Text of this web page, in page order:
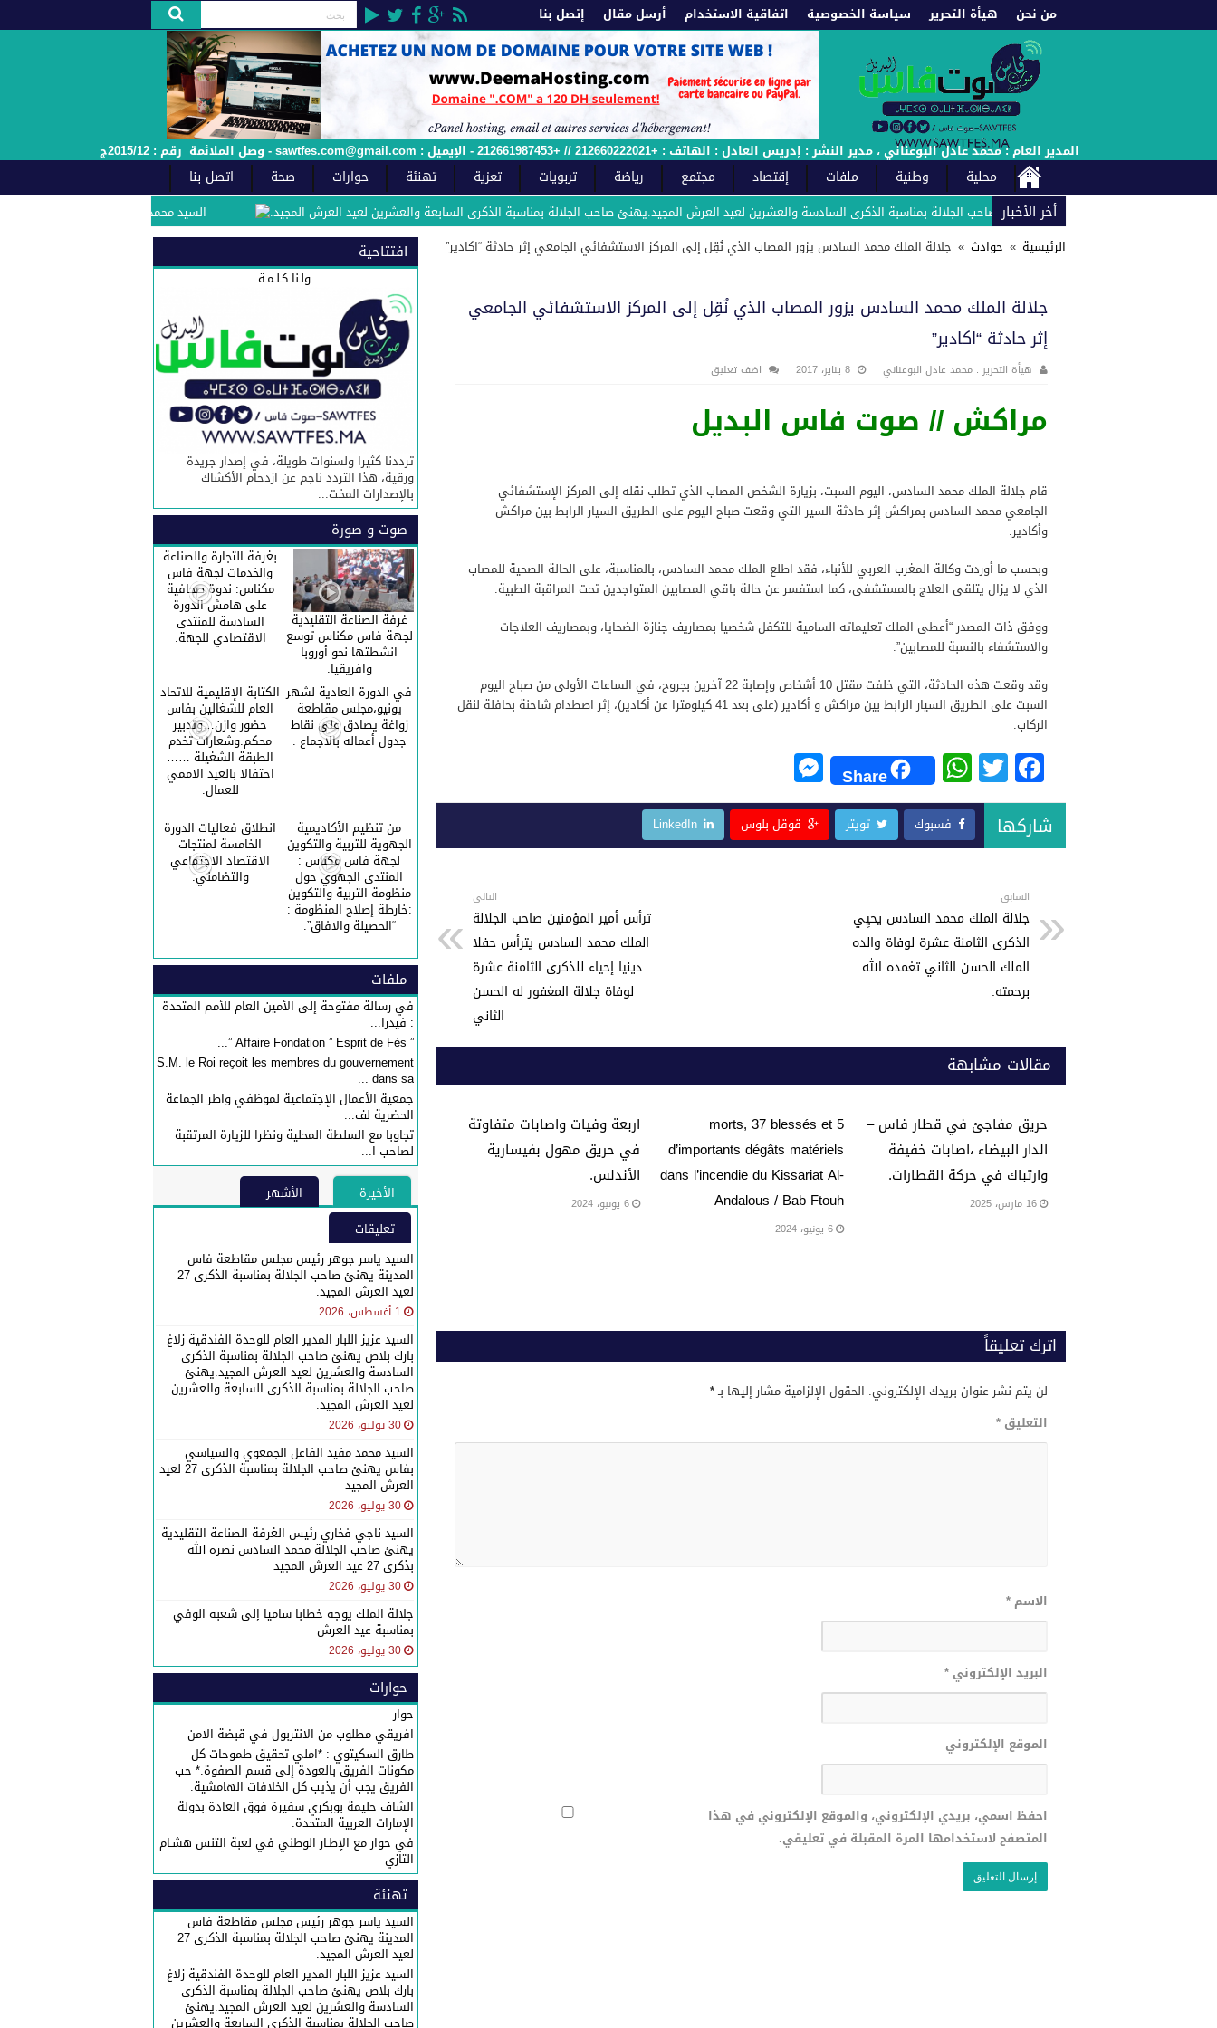
من نحن هيأة التحرير سياسة الخصوصية اتفاقية الاستخدام أرسل مقال إتصل بنا
المدير العام : محمد عادل البوعناني ، مدير النشر : إدريس العادل : الهاتف : +212660222021 // +212661987453 - الإيميل : sawtfes.com@gmail.com - وصل الملائمة رقم : 2015/12ج
محلية وطنية ملفات إقتصاد مجتمع رياضة تربويات تعزية تهنئة حوارات صحة اتصل بنا
أخر الأخبار
الفندقية زلاغ بارك بلاص يهنئ صاحب الجلالة بمناسبة الذكرى السادسة والعشرين لعيد العرش المجيد.يهنئ صاحب الجلالة بمناسبة الذكرى السابعة والعشرين لعيد العرش المجيد. السيد محمد مفيد الفاعل الجمعوي والسياسي بفاس يهنئ
افتتاحية
ولـنا كـلـمـة
ترددنا كثيرا ولسنوات طويلة، في إصدار جريدة
ورقية، هذا التردد ناجم عن ازدحام الأكشاك
بالإصدارات المخت...
صوت و صورة
غرفة الصناعة التقليدية
لجهة فاس مكناس توسع
انشطتها نحو أوروبا
وافريقيا.
بغرفة التجارة والصناعة
والخدمات لجهة فاس
مكناس: ندوة صحافية
على هامش الدورة
السادسة للمنتدى
الاقتصادي للجهة.
في الدورة العادية لشهر
يونيو،مجلس مقاطعة
زواغة يصادق على نقاط
جدول أعماله بالاجماع .
الكتابة الإقليمية للاتحاد
العام للشغالين بفاس
حضور وازن…وتدبير
محكم.وشعارات تخدم
الطبقة الشغيلة ……
احتفالا بالعيد الاممي
للعمال.
من تنظيم الأكاديمية
الجهوية للتربية والتكوين
لجهة فاس مكناس :
المنتدى الجهوي حول
منظومة التربية والتكوين
:خارطة إصلاح المنظومة :
“الحصيلة والافاق”.
انطلاق فعاليات الدورة
الخامسة لمنتجات
الاقتصاد الاجتماعي
والتضامني.
ملفات
في رسالة مفتوحة إلى الأمين العام للأمم المتحدة
: فيدرا...
” Affaire Fondation ” Esprit de Fès ”...
S.M. le Roi reçoit les membres du gouvernement
dans sa ...
جمعية الأعمال الإجتماعية لموظفي واطر الجماعة
الحضرية لف...
تجاوبا مع السلطة المحلية ونظرا للزيارة المرتقبة
لصاحب ا...
الأخيرة
الأشهر
تعليقات
السيد ياسر جوهر رئيس مجلس مقاطعة فاس
المدينة يهنئ صاحب الجلالة بمناسبة الذكرى 27
لعيد العرش المجيد.
1 أغسطس، 2026
السيد عزيز اللبار المدير العام للوحدة الفندقية زلاغ
بارك بلاص يهنئ صاحب الجلالة بمناسبة الذكرى
السادسة والعشرين لعيد العرش المجيد.يهنئ
صاحب الجلالة بمناسبة الذكرى السابعة والعشرين
لعيد العرش المجيد.
30 يوليو، 2026
السيد محمد مفيد الفاعل الجمعوي والسياسي
بفاس يهنئ صاحب الجلالة بمناسبة الذكرى 27 لعيد
العرش المجيد
30 يوليو، 2026
السيد ناجي فخاري رئيس الغرفة الصناعة التقليدية
يهنئ صاحب الجلالة محمد السادس نصره الله
بذكرى 27 عيد العرش المجيد
30 يوليو، 2026
جلالة الملك يوجه خطابا ساميا إلى شعبه الوفي
بمناسبة عيد العرش
30 يوليو، 2026
حوارات
حوار
افريقي مطلوب من الانتربول في قبضة الامن
طارق السكيتوي : *املي تحقيق طموحات كل
مكونات الفريق بالعودة إلى قسم الصفوة.* حب
الفريق يجب أن يذيب كل الخلافات الهامشية.
الشاف حليمة بوبكري سفيرة فوق العادة بدولة
الإمارات العربية المتحدة.
في حوار مع الإطـار الوطني في لعبة التنس هشـام
التازي
تهنئة
السيد ياسر جوهر رئيس مجلس مقاطعة فاس
المدينة يهنئ صاحب الجلالة بمناسبة الذكرى 27
لعيد العرش المجيد.
السيد عزيز اللبار المدير العام للوحدة الفندقية زلاغ
بارك بلاص يهنئ صاحب الجلالة بمناسبة الذكرى
السادسة والعشرين لعيد العرش المجيد.يهنئ
صاحب الجلالة بمناسبة الذكرى السابعة والعشرين
الرئيسية » حوادث » جلالة الملك محمد السادس يزور المصاب الذي نُقِل إلى المركز الاستشفائي الجامعي إثر حادثة “اكادير”
جلالة الملك محمد السادس يزور المصاب الذي نُقِل إلى المركز الاستشفائي الجامعي
إثر حادثة “اكادير”
هيأة التحرير : محمد عادل البوعناني 8 يناير، 2017 اضف تعليق
مراكش // صوت فاس البديل
قام جلالة الملك محمد السادس، اليوم السبت، بزيارة الشخص المصاب الذي تطلب نقله إلى المركز الإستشفائي
الجامعي محمد السادس بمراكش إثر حادثة السير التي وقعت صباح اليوم على الطريق السيار الرابط بين مراكش
وأكادير.
وبحسب ما أوردت وكالة المغرب العربي للأنباء، فقد اطلع الملك محمد السادس، بالمناسبة، على الحالة الصحية للمصاب
الذي لا يزال يتلقى العلاج بالمستشفى، كما استفسر عن حالة باقي المصابين المتواجدين تحت المراقبة الطبية.
ووفق ذات المصدر “أعطى الملك تعليماته السامية للتكفل شخصيا بمصاريف جنازة الضحايا، وبمصاريف العلاجات
والاستشفاء بالنسبة للمصابين”.
وقد وقعت هذه الحادثة، التي خلفت مقتل 10 أشخاص وإصابة 22 آخرين بجروح، في الساعات الأولى من صباح الیوم
السبت على الطریق السیار الرابط بين مراكش و أكادير (على بعد 41 كیلومترا عن أكادیر)، إثر اصطدام شاحنة بحافلة لنقل
الركاب.
F
a
c
e
b
o
o
k
T
wi
tt
er
W
h
at
s
p
p
Share
e
ss
e
شاركها فسبوك تويتر قوقل بلوس LinkedIn
السابق
جلالة الملك محمد السادس يحيِي
الذكرى الثامنة عشرة لوفاة والده
الملك الحسن الثاني تغمده الله
برحمته.
التالي
ترأس أمير المؤمنين صاحب الجلالة
الملك محمد السادس يترأس حفلا
دينيا إحياء للذكرى الثامنة عشرة
لوفاة جلالة المغفور له الحسن
الثاني
مقالات مشابهة
حريق مفاجئ في قطار فاس –
الدار البيضاء ،اصابات خفيفة
وارتباك في حركة القطارات.
16 مارس، 2025
5 morts, 37 blessés et
d’importants dégâts matériels
dans l’incendie du Kissariat Al-
Andalous / Bab Ftouh
6 يونيو، 2024
اربعة وفيات واصابات متفاوتة
في حريق مهول بفيسارية
الأندلس.
6 يونيو، 2024
اترك تعليقاً
لن يتم نشر عنوان بريدك الإلكتروني. الحقول الإلزامية مشار إليها بـ*
التعليق *
الاسم *
البريد الإلكتروني *
الموقع الإلكتروني
احفظ اسمي، بريدي الإلكتروني، والموقع الإلكتروني في هذا
المتصفح لاستخدامها المرة المقبلة في تعليقي.